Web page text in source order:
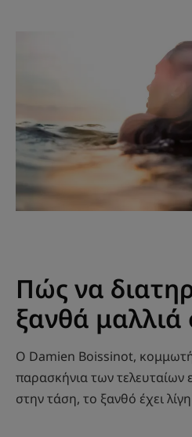
Πώς να
ξανθά
Ο Damien Boissinot,
παρασκήνια των τελευταίων
στην τάση, το ξανθό έχει